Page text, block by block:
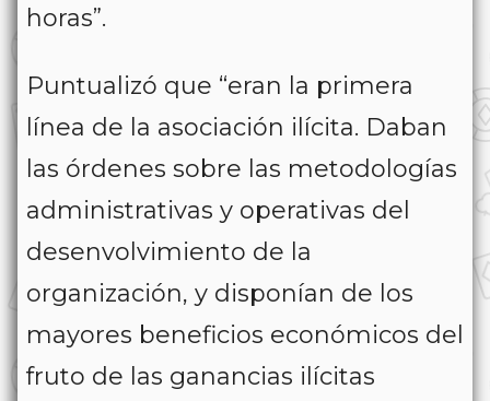
horas”.
Puntualizó que “eran la primera
línea de la asociación ilícita. Daban
las órdenes sobre las metodologías
administrativas y operativas del
desenvolvimiento de la
organización, y disponían de los
mayores beneficios económicos del
fruto de las ganancias ilícitas